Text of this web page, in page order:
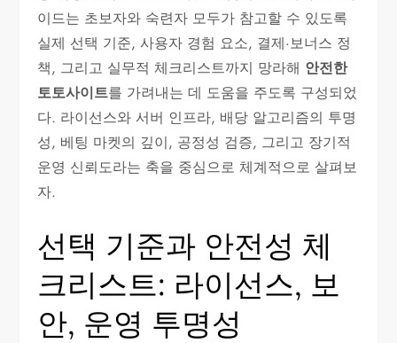
이드는 초보자와 숙련자 모두가 참고할 수 있도록
실제 선택 기준, 사용자 경험 요소, 결제·보너스 정
책, 그리고 실무적 체크리스트까지 망라해 안전한
토토사이트를 가려내는 데 도움을 주도록 구성되었
다. 라이선스와 서버 인프라, 배당 알고리즘의 투명
성, 베팅 마켓의 깊이, 공정성 검증, 그리고 장기적
운영 신뢰도라는 축을 중심으로 체계적으로 살펴보
자.
선택 기준과 안전성 체
크리스트: 라이선스, 보
안, 운영 투명성